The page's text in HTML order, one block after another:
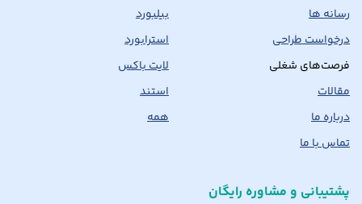
رسانه ها
درخواست طراحی
فرصت‌های شغلی
مقالات
درباره ما
تماس با ما
بیلبورد
استرابورد
لایت باکس
استند
همه
پشتیبانی و مشاوره رایگان